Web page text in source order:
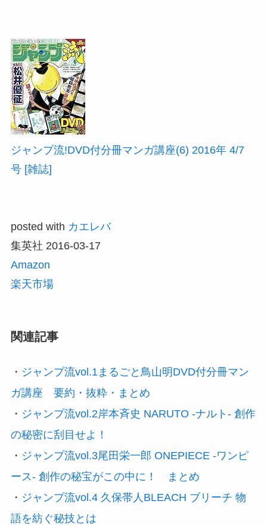
ジャンプ流!DVD付分冊マンガ講座(6) 2016年 4/7
号 [雑誌]
posted with カエレバ
集英社 2016-03-17
Amazon
楽天市場
関連記事
・ ジャンプ流vol.1まるごと鳥山明DVD付分冊マン
ガ講座 要約・抜粋・まとめ
・ ジャンプ流vol.2岸本斉史 NARUTO -ナルト- 創作
の秘密に刮目せよ！
・ ジャンプ流vol.3尾田栄一郎 ONEPIECE -ワンピ
ース- 創作の秘宝がこの中に！ まとめ
・ ジャンプ流vol.4 久保帯人BLEACH ブリーチ 物
語を紡ぐ秘技とは